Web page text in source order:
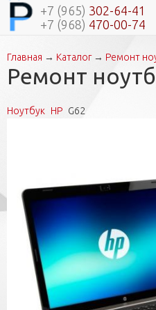
+7 (965) 302-64-41
+7 (968) 470-00-74
Вы здесь
Главная → Каталог→ Ремонт
Ремонт
Ноутбук HP G62